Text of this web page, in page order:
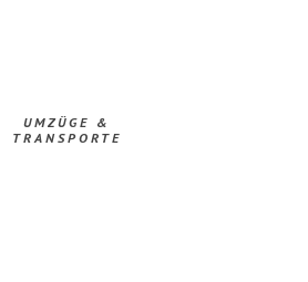
UMZÜGE &
TRANSPORTE